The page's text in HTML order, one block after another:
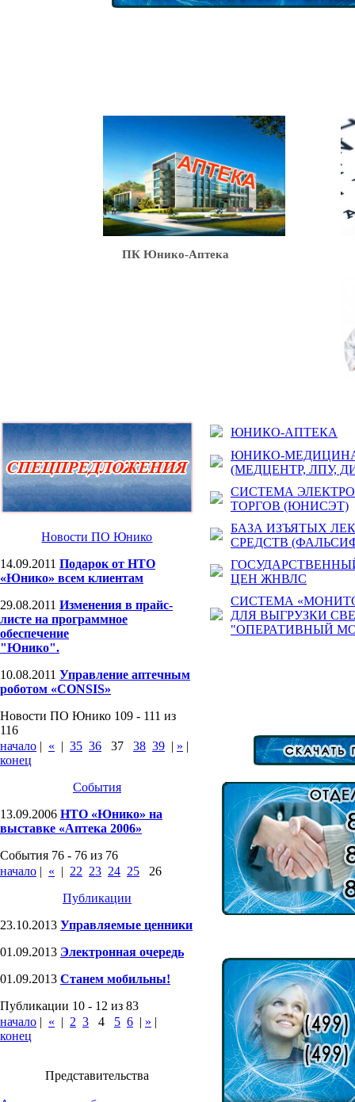
ПК Юнико-Аптека
Новости ПО Юнико
14.09.2011 Подарок от НТО
«Юнико» всем клиентам
29.08.2011 Изменения в прайс-
листе на программное
обеспечение
"Юнико".
10.08.2011 Управление аптечным
роботом «CONSIS»
Новости ПО Юнико 109 - 111 из
116
начало | « | 35 36 37 38 39 | » |
конец
События
13.09.2006 НТО «Юнико» на
выставке «Аптека 2006»
События 76 - 76 из 76
начало | « | 22 23 24 25
26
Публикации
23.10.2013 Управляемые ценники
01.09.2013 Электронная очередь
01.09.2013 Станем мобильны!
Публикации 10 - 12 из 83
начало | « | 2 3 4 5 6 | » |
конец
Представительства
ЮНИКО-АПТЕКА
ЮНИКО-
(МЕДЦЕНТР, ЛПУ,
СИСТЕМА
ТОРГОВ (ЮНИСЭТ)
БАЗА ИЗЪЯТЫХ
СРЕДСТВ
ЦЕН ЖНВЛС
СИСТЕМА
ДЛЯ ВЫГРУЗКИ
"ОПЕРАТИВНЫЙ